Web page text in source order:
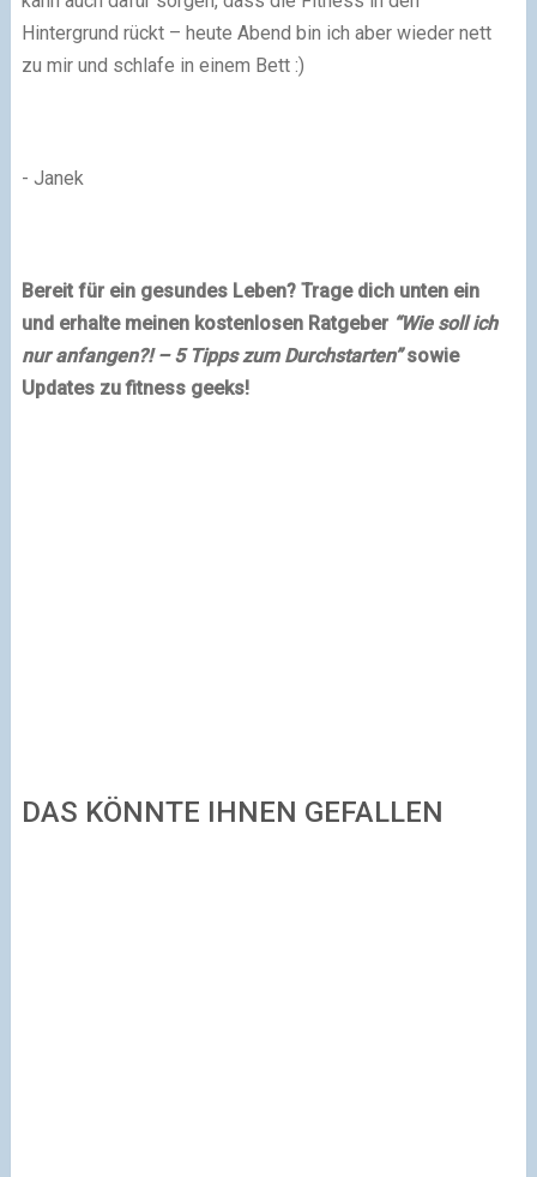
Hintergrund rückt – heute Abend bin ich aber wieder nett
zu mir und schlafe in einem Bett :)
- Janek
Bereit für ein gesundes Leben? Trage dich unten ein
und erhalte meinen kostenlosen Ratgeber “Wie soll ich
nur anfangen?! – 5 Tipps zum Durchstarten”sowie
Updates zu fitness geeks!
DAS KÖNNTE IHNEN GEFALLEN